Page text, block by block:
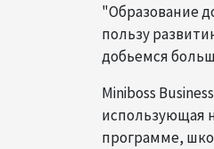
"Образование
пользу
добьемся
Miniboss
использующая
программе,